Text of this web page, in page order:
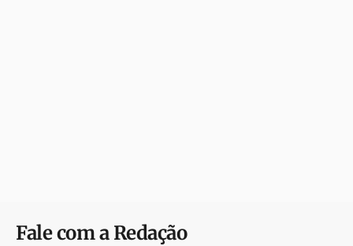
Fale com a Redação